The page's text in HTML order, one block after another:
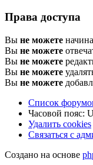
Права доступа
Вы не можете
Вы не можете
Вы не можете
Вы не можете
Вы не можете
Список
Часовой пояс:
Удалить cookies
Связаться с
Создано на основе